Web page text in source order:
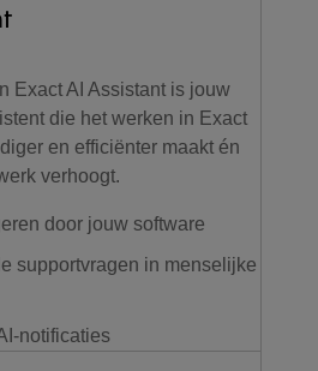
Exact AI Assistant is jouw
die het werken in Exact
en efficiënter maakt én
verhoogt.
door jouw software
supportvragen in menselijke
notificaties